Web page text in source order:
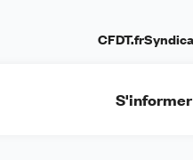
CFDT.fr
S'informer